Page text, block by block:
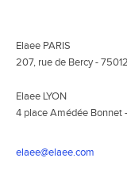
Elaee PARIS
207, rue de Bercy -
Elaee LYON
4 place Amédée Bonnet
elaee@elaee.com